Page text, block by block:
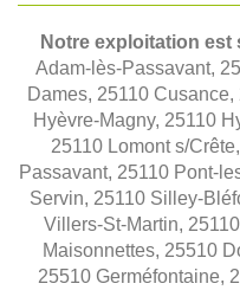
Notre exploitation est
Adam-lès-Passavant,
Dames, 25110
Hyèvre-Magny, 25110
25110 Lomont s/
Passavant, 25110 Pont-
Servin, 25110 Silley-
Villers-St-Martin,
Maisonnettes, 25510
25510 Germéfontaine,